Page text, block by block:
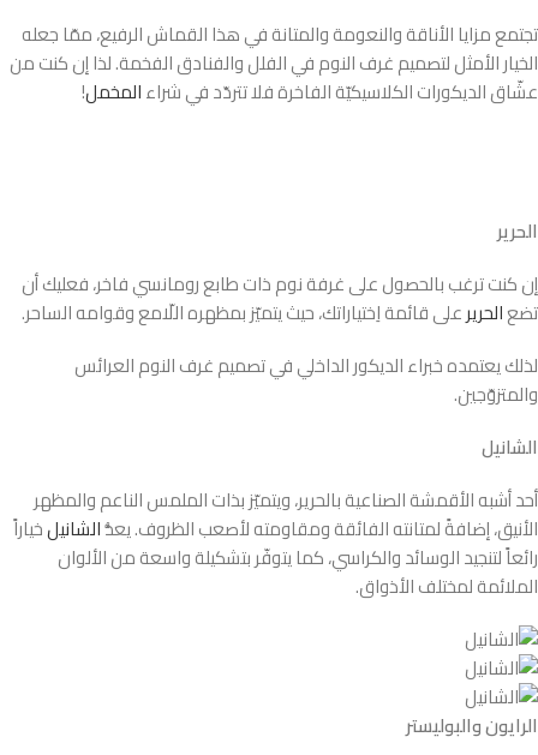
تجتمع مزايا الأناقة والنعومة والمتانة في هذا القماش الرفيع، ممّا جعله
الخيار الأمثل لتصميم غرف النوم في الفلل والفنادق الفخمة. لذا إن كنت من
عشّاق الديكورات الكلاسيكيّة الفاخرة فلا تتردّد في شراءالمخمل!
الحرير
إن كنت ترغب بالحصول على غرفة نوم ذات طابع رومانسي فاخر، فعليك أن
تضعالحريرعلى قائمة اِختياراتك، حيث يتميّز بمظهره اللّامع وقوامه الساحر.
لذلك يعتمده خبراء الديكور الداخلي في تصميم غرف النوم العرائس
والمتزوّجين.
الشانيل
أحد أشبه الأقمشة الصناعية بالحرير، ويتميّز بذات الملمس الناعم والمظهر
الأنيق، إضافةً لمتانته الفائقة ومقاومته لأصعب الظروف. يعدُّالشانيلخياراً
رائعاً لتنجيد الوسائد والكراسي، كما يتوفّر بتشكيلة واسعة من الألوان
الملائمة لمختلف الأذواق.
الرايون والبوليستر